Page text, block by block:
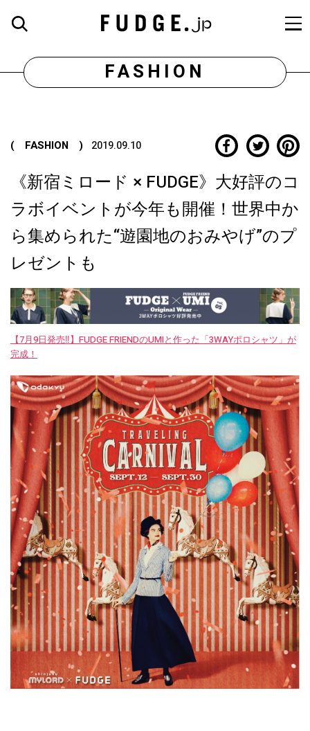
FASHION
( FASHION ) 2019.09.10
《新宿ミロード × FUDGE》大好評のコ
ラボイベントが今年も開催！世界中か
ら集められた“遊園地のおみやげ”のプ
レゼントも
【7月9日発売‼︎】FUDGE FRIENDのUMIと作った「3WAYポロシャツ」が
完成！